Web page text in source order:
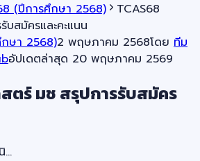
(ปีการศึกษา 2568)
TCAS68
สมัครและคะแนน
ษา 2568)2 พฤษภาคม 2568โดย ทีม
อัปเดตล่าสุด 20 พฤษภาคม 2569
ตร์ มช สรุปการรับสมัคร
…